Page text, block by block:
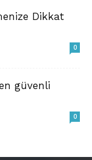
Dikkat
0
güvenli
0